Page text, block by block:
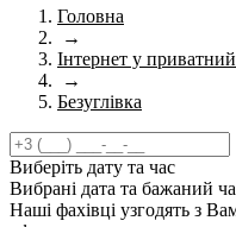
Головна
→
Інтернет у
→
Безуглівка
Виберіть дату та час
Вибрані дата та бажаний
Наші фахівці узгодять з